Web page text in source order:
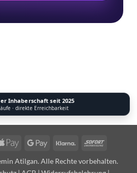
Inhaberschaft seit 2025
· direkte Erreichbarkeit
Apple
Google
Klarna Sofort
Atilgan. Alle Rechte vorbehalten.